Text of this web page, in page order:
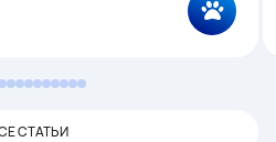
СТАТЬИ